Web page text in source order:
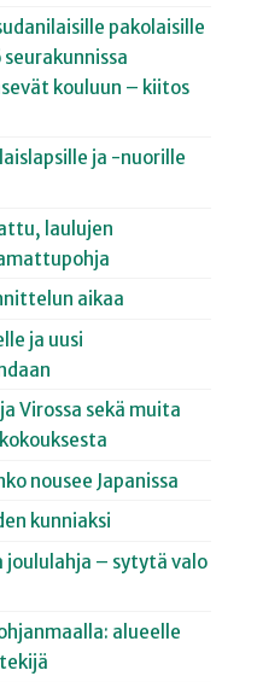
pakolaisille
kouluun – kiitos
ja -nuorille
laulujen
aikaa
ja uusi
Virossa sekä muita
nousee Japanissa
kunniaksi
joululahja – sytytä valo
alueelle